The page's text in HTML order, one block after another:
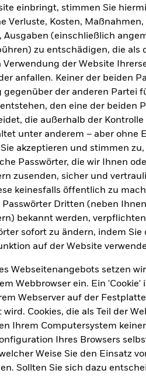
einbringt, stimmen Sie
Verluste, Kosten, Maßnahmen,
Ausgaben (einschließlich
zu entschädigen, die als
der Website
anfallen. Keiner der beiden
der anderen Partei
den eine der beiden
die außerhalb der Kontrolle
unter anderem – aber ohne
akzeptieren und stimmen zu,
Passwörter, die wir Ihnen
zusenden, sicher und
keinesfalls öffentlich zu
Passwörter Dritten (neben
bekannt werden,
sofort zu ändern, indem Sie
auf der Website
Webseitenangebots setzen
Webbrowser ein. Ein 'Cookie'
Webserver auf der
Cookies, die als Teil der
Ihrem Computersystem
Ihres Browsers
Weise Sie den Einsatz
Sollten Sie sich dazu
Erstanlage
täglich,
(3J)